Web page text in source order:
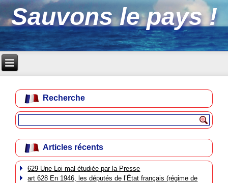
Sauvons le pays !
Recherche
Articles récents
629 Une Loi mal étudiée par la Presse
art 628 En 1946, les députés de l’État français (régime de